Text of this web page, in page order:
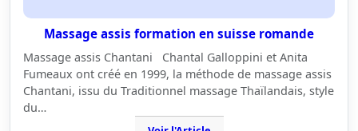
Massage assis formation en suisse romande
Massage assis Chantani Chantal Galloppini et Anita
Fumeaux ont créé en 1999, la méthode de massage assis
Chantani, issu du Traditionnel massage Thaïlandais, style
du…